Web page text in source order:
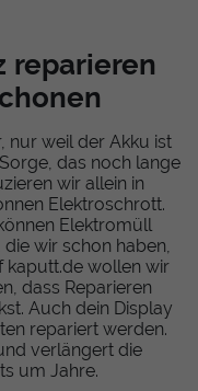
reparieren
nur weil der Akku ist
das noch lange
wir allein in
Elektroschrott.
Elektromüll
wir schon haben,
kaputt.de wollen wir
dass Reparieren
Auch dein Display
repariert werden.
verlängert die
um Jahre.